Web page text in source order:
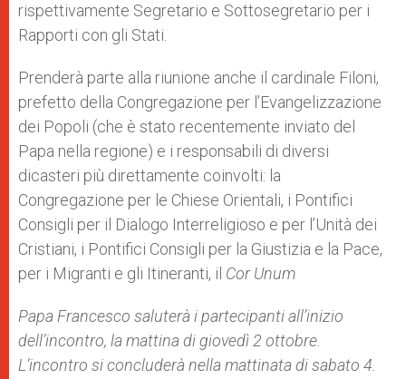
rispettivamente Segretario e Sottosegretario per i
Rapporti con gli Stati.
Prenderà parte alla riunione anche il cardinale Filoni,
prefetto della Congregazione per l’Evangelizzazione
dei Popoli (che è stato recentemente inviato del
Papa nella regione) e i responsabili di diversi
dicasteri più direttamente coinvolti: la
Congregazione per le Chiese Orientali, i Pontifici
Consigli per il Dialogo Interreligioso e per l’Unità dei
Cristiani, i Pontifici Consigli per la Giustizia e la Pace,
per i Migranti e gli Itineranti, il Cor Unum
Papa Francesco saluterà i partecipanti all’inizio
dell’incontro, la mattina di giovedì 2 ottobre.
L’incontro si concluderà nella mattinata di sabato 4.